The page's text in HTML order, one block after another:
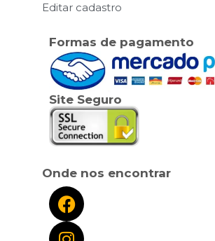
Editar cadastro
Formas de pagamento
Site Seguro
Onde nos encontrar